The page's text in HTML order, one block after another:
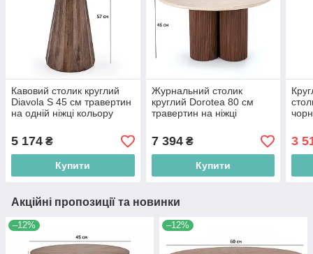
Кавовий столик круглий
Diavola S 45 см травертин
на одній ніжці кольору
5 174 ₴
Купити
Журнальний столик
круглий Dorotea 80 см
травертин на ніжці
деко
7 394₴
Купити
3
Акційні пропозиції та новинки
–12% –12%